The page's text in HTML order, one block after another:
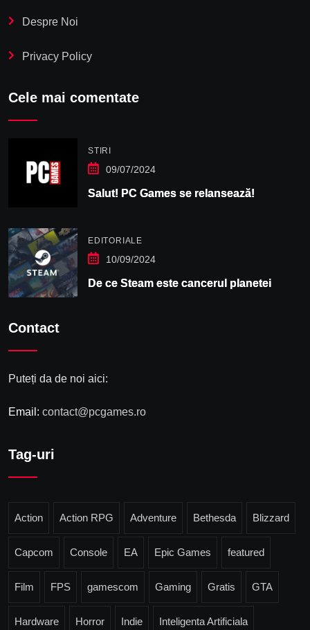
Despre Noi
Privacy Policy
Cele mai comentate
STIRI
09/07/2024
Salut! PC Games se relansează!
EDITORIALE
10/09/2024
De ce Steam este cancerul planetei
Contact
Puteți da de noi aici:
Email: contact@pcgames.ro
Tag-uri
Action Action RPG Adventure Bethesda Blizzard
Capcom Console EA Epic Games featured
Film FPS gamescom Gaming Gratis GTA
Hardware Horror Indie Inteligenta Artificiala